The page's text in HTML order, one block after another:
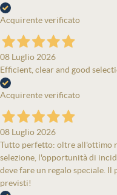
Acquirente verificato
08 Luglio 2026
Efficient, clear and good
Acquirente verificato
08 Luglio 2026
Tutto perfetto: oltre all'ottimo
selezione, l'opportunità di
deve fare un regalo speciale.
previsti!